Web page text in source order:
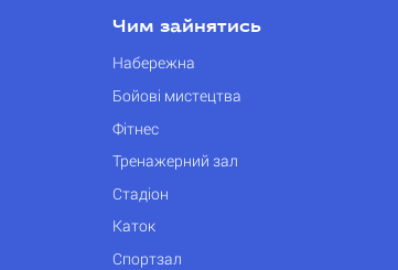
Чим зайнятись
Набережна
Бойові мистецтва
Фітнес
Тренажерний зал
Стадіон
Каток
Спортзал